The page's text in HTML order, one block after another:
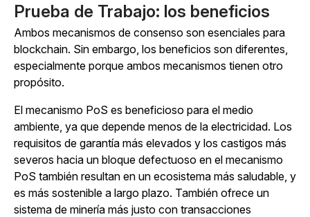
Prueba de Trabajo: los beneficios
Ambos mecanismos de consenso son esenciales para
blockchain. Sin embargo, los beneficios son diferentes,
especialmente porque ambos mecanismos tienen otro
propósito.
El mecanismo PoS es beneficioso para el medio
ambiente, ya que depende menos de la electricidad. Los
requisitos de garantía más elevados y los castigos más
severos hacia un bloque defectuoso en el mecanismo
PoS también resultan en un ecosistema más saludable, y
es más sostenible a largo plazo. También ofrece un
sistema de minería más justo con transacciones